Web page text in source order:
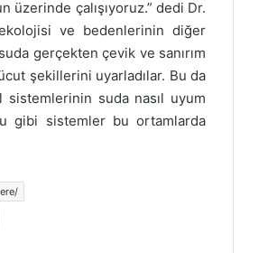
üzerinde çalışıyoruz.” dedi Dr.
ekolojisi ve bedenlerinin diğer
gerçekten çevik ve sanırım
şekillerini uyarladılar. Bu da
suda nasıl uyum
gibi sistemler bu ortamlarda